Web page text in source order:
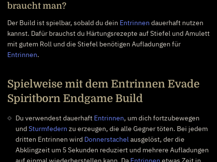
braucht man?
Der Build ist spielbar, sobald du dein Entrinnen dauerhaft nutzen
kannst. Dafür brauchst du Härtungsrezepte auf Stiefel und Amulett
mit gutem Roll und die Stiefel benötigen Aufladungen für
Entrinnen.
Spielweise mit dem Entrinnen Evade
Spiritborn Endgame Build
Du verwendest dauerhaft Entrinnen, um dich fortzubewegen
undSturmfedernzu erzeugen, die alle Gegner töten. Bei jedem
dritten Entrinnen wird Donnerstachelausgelöst, der die
Abklingzeit um 5 Sekunden reduziert und mehrere Aufladungen